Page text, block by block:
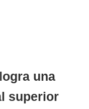
una
superior